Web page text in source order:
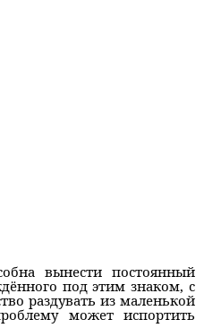
вынести постоянный
под этим знаком, с
раздувать из маленькой
может испортить